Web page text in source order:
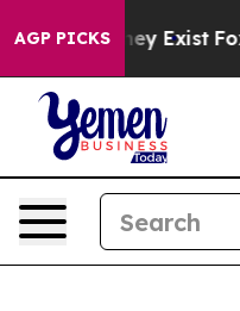
AGP PICKS
They Exist Fox